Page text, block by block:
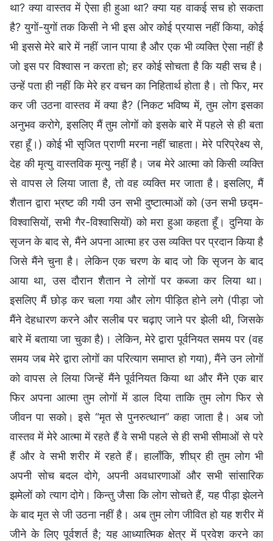
था? क्या वास्तव में ऐसा ही हुआ था? क्या यह वाकई सच हो सकता
है? युगों-युगों तक किसी ने भी इस ओर कोई प्रयास नहीं किया, कोई
भी इससे मेरे बारे में नहीं जान पाया है और एक भी व्यक्ति ऐसा नहीं है
जो इस पर विश्वास न करता हो; हर कोई सोचता है कि यही सच है।
उन्हें पता ही नहीं कि मेरे हर वचन का निहितार्थ होता है। तो फिर, मर
कर जी उठना वास्तव में क्या है? (निकट भविष्य में, तुम लोग इसका
अनुभव करोगे, इसलिए मैं तुम लोगों को इसके बारे में पहले से ही बता
रहा हूँ।) कोई भी सृजित प्राणी मरना नहीं चाहता। मेरे परिप्रेक्ष्य से,
देह की मृत्यु वास्तविक मृत्यु नहीं है। जब मेरे आत्मा को किसी व्यक्ति
से वापस ले लिया जाता है, तो वह व्यक्ति मर जाता है। इसलिए, मैं
शैतान द्वारा भ्रष्ट की गयी उन सभी दुष्टात्माओं को (उन सभी छद्म-
विश्वासियों, सभी गैर-विश्वासियों) को मरा हुआ कहता हूँ। दुनिया के
सृजन के बाद से, मैंने अपना आत्मा हर उस व्यक्ति पर प्रदान किया है
जिसे मैंने चुना है। लेकिन एक चरण के बाद जो कि सृजन के बाद
आया था, उस दौरान शैतान ने लोगों पर कब्जा कर लिया था।
इसलिए मैं छोड़ कर चला गया और लोग पीड़ित होने लगे (पीड़ा जो
मैंने देहधारण करने और सलीब पर चढ़ाए जाने पर झेली थी, जिसके
बारे में बताया जा चुका है)। लेकिन, मेरे द्वारा पूर्वनियत समय पर (वह
समय जब मेरे द्वारा लोगों का परित्याग समाप्त हो गया), मैंने उन लोगों
को वापस ले लिया जिन्हें मैंने पूर्वनियत किया था और मैंने एक बार
फिर अपना आत्मा तुम लोगों में डाल दिया ताकि तुम लोग फिर से
जीवन पा सको। इसे “मृत से पुनरुत्थान” कहा जाता है। अब जो
वास्तव में मेरे आत्मा में रहते हैं वे सभी पहले से ही सभी सीमाओं से परे
हैं और वे सभी शरीर में रहते हैं। हालाँकि, शीघ्र ही तुम लोग भी
अपनी सोच बदल दोगे, अपनी अवधारणाओं और सभी सांसारिक
झमेलों को त्याग दोगे। किन्तु जैसा कि लोग सोचते हैं, यह पीड़ा झेलने
के बाद मृत से जी उठना नहीं है। अब तुम लोग जीवित हो यह शरीर में
जीने के लिए पूर्वशर्त है; यह आध्यात्मिक क्षेत्र में प्रवेश करने का